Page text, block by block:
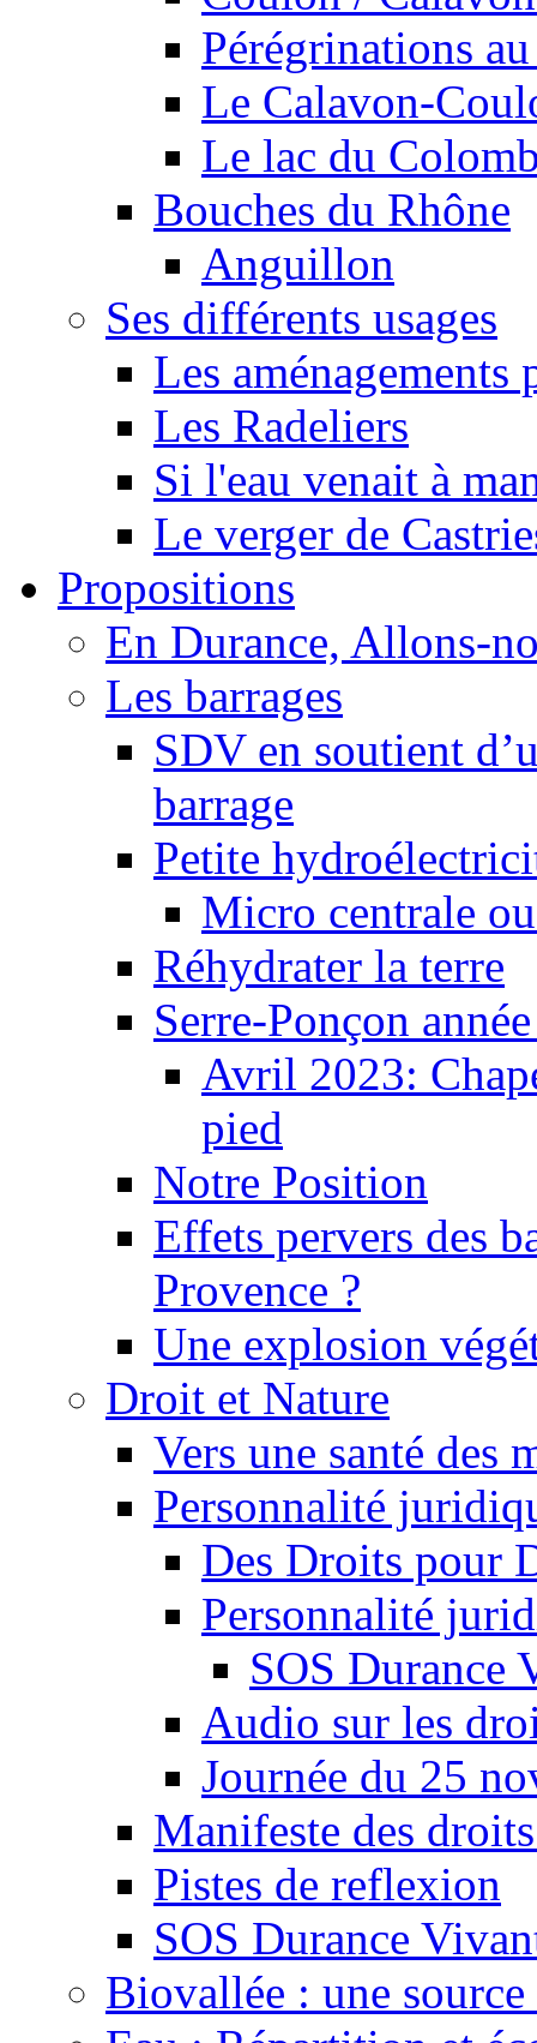
Pérégrinations
Le Calavon-
Le lac du
Bouches du Rhône
Anguillon
Ses différents usages
Les
Les Radeliers
Si l'eau venait à
Le verger de
Propositions
En Durance, Allons-
Les barrages
SDV en soutient
barrage
Petite
Micro centrale
Réhydrater la terre
Serre-Ponçon
Avril 2023:
pied
Notre Position
Effets pervers des
Provence ?
Une explosion
Droit et Nature
Vers une santé des
Personnalité
Des Droits pour
Personnalité
SOS Durance
Audio sur les
Journée du 25
Manifeste des
Pistes de reflexion
SOS Durance
Biovallée : une